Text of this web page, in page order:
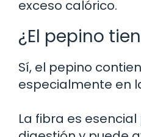
exceso calórico.
¿El pepino
Sí, el pepino
especialmente en
La fibra es